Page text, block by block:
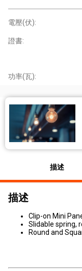
電壓(伏):
證書:
功率(瓦):
描述
描述
Clip-on Mini
Slidable spring,
Round and